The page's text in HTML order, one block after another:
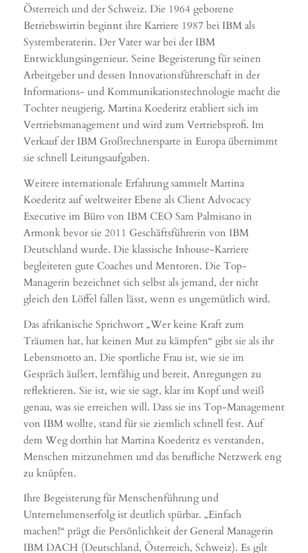
Österreich und der Schweiz. Die 1964 geborene
Betriebswirtin beginnt ihre Karriere 1987 bei IBM als
Systemberaterin. Der Vater war bei der IBM
Entwicklungsingenieur. Seine Begeisterung für seinen
Arbeitgeber und dessen Innovationsführerschaft in der
Informations- und Kommunikationstechnologie macht die
Tochter neugierig. Martina Koederitz etabliert sich im
Vertriebsmanagement und wird zum Vertriebsprofi. Im
Verkauf der IBM Großrechnersparte in Europa übernimmt
sie schnell Leitungsaufgaben.
Weitere internationale Erfahrung sammelt Martina
Koederitz auf weltweiter Ebene als Client Advocacy
Executive im Büro von IBM CEO Sam Palmisano in
Armonk bevor sie 2011 Geschäftsführerin von IBM
Deutschland wurde. Die klassische Inhouse-Karriere
begleiteten gute Coaches und Mentoren. Die Top-
Managerin bezeichnet sich selbst als jemand, der nicht
gleich den Löffel fallen lässt, wenn es ungemütlich wird.
Das afrikanische Sprichwort „Wer keine Kraft zum
Träumen hat, hat keinen Mut zu kämpfen“ gibt sie als ihr
Lebensmotto an. Die sportliche Frau ist, wie sie im
Gespräch äußert, lernfähig und bereit, Anregungen zu
reflektieren. Sie ist, wie sie sagt, klar im Kopf und weiß
genau, was sie erreichen will. Dass sie ins Top-Management
von IBM wollte, stand für sie ziemlich schnell fest. Auf
dem Weg dorthin hat Martina Koederitz es verstanden,
Menschen mitzunehmen und das berufliche Netzwerk eng
zu knüpfen.
Ihre Begeisterung für Menschenführung und
Unternehmenserfolg ist deutlich spürbar. „Einfach
machen!“ prägt die Persönlichkeit der General Managerin
IBM DACH (Deutschland, Österreich, Schweiz). Es gilt